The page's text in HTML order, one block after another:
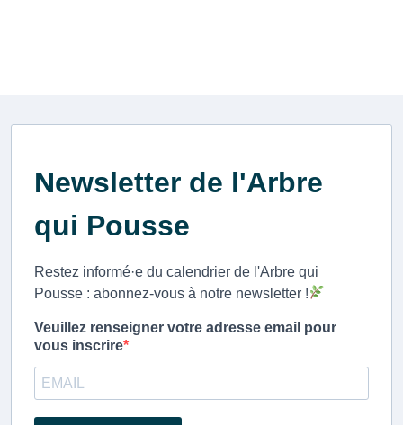
Newsletter de l'Arbre
qui Pousse
Restez informé·e du calendrier de l'Arbre qui
Pousse : abonnez-vous à notre newsletter !
Veuillez renseigner votre adresse email pour
vous inscrire